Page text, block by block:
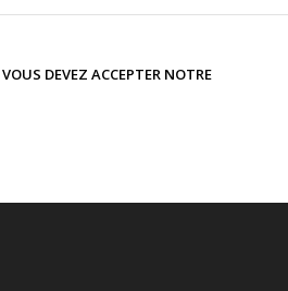
DEVEZ ACCEPTER NOTRE